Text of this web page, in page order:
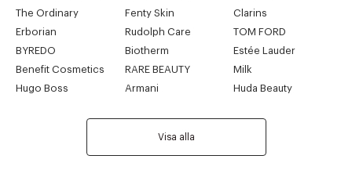
The Ordinary
Fenty Skin
Clarins
Erborian
Rudolph Care
TOM FORD
BYREDO
Biotherm
Estée Lauder
Benefit Cosmetics
RARE BEAUTY
Milk
Hugo Boss
Armani Huda Beauty
Visa alla